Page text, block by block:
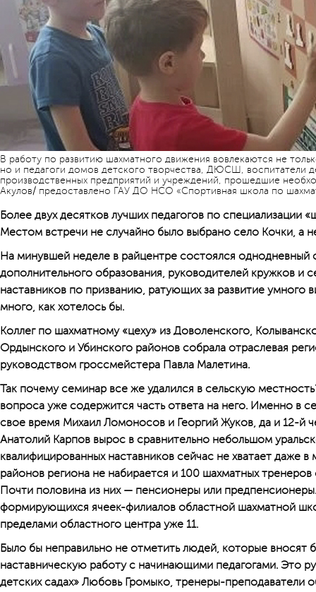
В работу по развитию шахматного движения вовлекаются не
но и педагоги домов детского творчества, ДЮСШ, воспитатели
производственных предприятий и учреждений, прошедшие
Акулов/ предоставлено ГАУ ДО НСО «Спортивная школа по
Более двух десятков лучших педагогов по специализации
Местом встречи не случайно было выбрано село Кочки, а
На минувшей неделе в райцентре состоялся однодневный
дополнительного образования, руководителей кружков и
наставников по призванию, ратующих за развитие умного
много, как хотелось бы.
Коллег по шахматному «цеху» из Доволенского,
Ордынского и Убинского районов собрала отраслевая
руководством гроссмейстера Павла Малетина.
Так почему семинар все же удалился в сельскую
вопроса уже содержится часть ответа на него. Именно в
свое время Михаил Ломоносов и Георгий Жуков, да и 12-й
Анатолий Карпов вырос в сравнительно небольшом
квалифицированных наставников сейчас не хватает даже в
районов региона не набирается и 100 шахматных
Почти половина из них — пенсионеры или
формирующихся ячеек-филиалов областной шахматной
пределами областного центра уже 11.
Было бы неправильно не отметить людей, которые вносят
наставническую работу с начинающими педагогами. Это
детских садах» Любовь Громыко, тренеры-преподаватели